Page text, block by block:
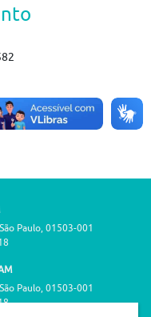
Paulo, 01503-001
Paulo, 01503-001